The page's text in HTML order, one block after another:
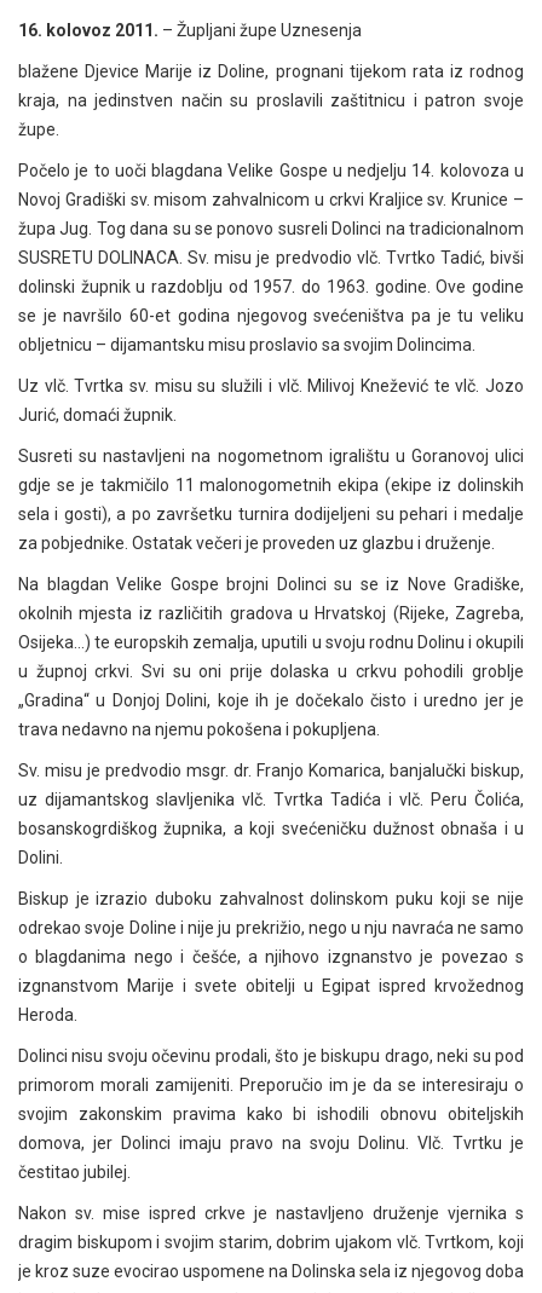
16. kolovoz 2011. – Župljani župe Uznesenja
blažene Djevice Marije iz Doline, prognani tijekom rata iz rodnog
kraja, na jedinstven način su proslavili zaštitnicu i patron svoje
župe.
Počelo je to uoči blagdana Velike Gospe u nedjelju 14. kolovoza u
Novoj Gradiški sv. misom zahvalnicom u crkvi Kraljice sv. Krunice –
župa Jug. Tog dana su se ponovo susreli Dolinci na tradicionalnom
SUSRETU DOLINACA. Sv. misu je predvodio vlč. Tvrtko Tadić, bivši
dolinski župnik u razdoblju od 1957. do 1963. godine. Ove godine
se je navršilo 60-et godina njegovog svećeništva pa je tu veliku
obljetnicu – dijamantsku misu proslavio sa svojim Dolincima.
Uz vlč. Tvrtka sv. misu su služili i vlč. Milivoj Knežević te vlč. Jozo
Jurić, domaći župnik.
Susreti su nastavljeni na nogometnom igralištu u Goranovoj ulici
gdje se je takmičilo 11 malonogometnih ekipa (ekipe iz dolinskih
sela i gosti), a po završetku turnira dodijeljeni su pehari i medalje
za pobjednike. Ostatak večeri je proveden uz glazbu i druženje.
Na blagdan Velike Gospe brojni Dolinci su se iz Nove Gradiške,
okolnih mjesta iz različitih gradova u Hrvatskoj (Rijeke, Zagreba,
Osijeka…) te europskih zemalja, uputili u svoju rodnu Dolinu i okupili
u župnoj crkvi. Svi su oni prije dolaska u crkvu pohodili groblje
„Gradina“ u Donjoj Dolini, koje ih je dočekalo čisto i uredno jer je
trava nedavno na njemu pokošena i pokupljena.
Sv. misu je predvodio msgr. dr. Franjo Komarica, banjalučki biskup,
uz dijamantskog slavljenika vlč. Tvrtka Tadića i vlč. Peru Čolića,
bosanskogrdiškog župnika, a koji svećeničku dužnost obnaša i u
Dolini.
Biskup je izrazio duboku zahvalnost dolinskom puku koji se nije
odrekao svoje Doline i nije ju prekrižio, nego u nju navraća ne samo
o blagdanima nego i češće, a njihovo izgnanstvo je povezao s
izgnanstvom Marije i svete obitelji u Egipat ispred krvožednog
Heroda.
Dolinci nisu svoju očevinu prodali, što je biskupu drago, neki su pod
primorom morali zamijeniti. Preporučio im je da se interesiraju o
svojim zakonskim pravima kako bi ishodili obnovu obiteljskih
domova, jer Dolinci imaju pravo na svoju Dolinu. Vlč. Tvrtku je
čestitao jubilej.
Nakon sv. mise ispred crkve je nastavljeno druženje vjernika s
dragim biskupom i svojim starim, dobrim ujakom vlč. Tvrtkom, koji
je kroz suze evocirao uspomene na Dolinska sela iz njegovog doba